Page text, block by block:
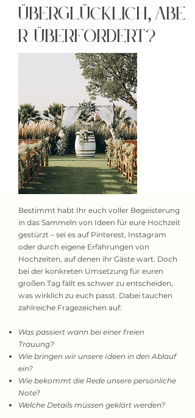
Überglücklich,abe
r überfordert?
Bestimmt habt Ihr euch voller Begeisterung
in das Sammeln von Ideen für eure Hochzeit
gestürzt – sei es auf Pinterest, Instagram
oder durch eigene Erfahrungen von
Hochzeiten, auf denen ihr Gäste wart. Doch
bei der konkreten Umsetzung für euren
großen Tag fällt es schwer zu entscheiden,
was wirklich zu euch passt. Dabei tauchen
zahlreiche Fragezeichen auf:
Was passiert wann bei einer freien
Trauung?
Wie bringen wir unsere Ideen in den Ablauf
ein?
Wie bekommt die Rede unsere persönliche
Note?
Welche Details müssen geklärt werden?